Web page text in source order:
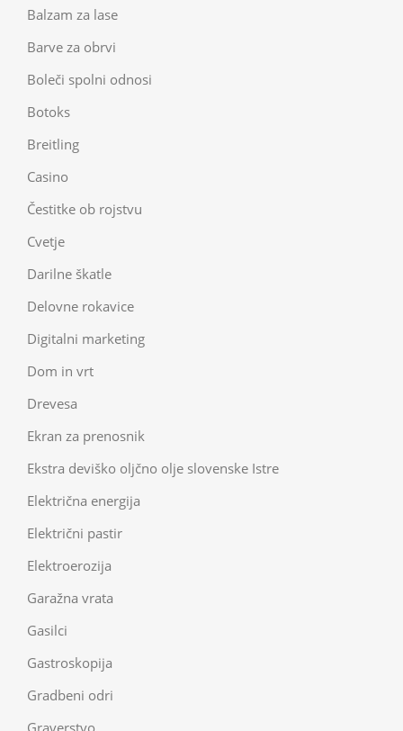
Balzam za lase
Barve za obrvi
Boleči spolni odnosi
Botoks
Breitling
Casino
Čestitke ob rojstvu
Cvetje
Darilne škatle
Delovne rokavice
Digitalni marketing
Dom in vrt
Drevesa
Ekran za prenosnik
Ekstra deviško oljčno olje slovenske Istre
Električna energija
Električni pastir
Elektroerozija
Garažna vrata
Gasilci
Gastroskopija
Gradbeni odri